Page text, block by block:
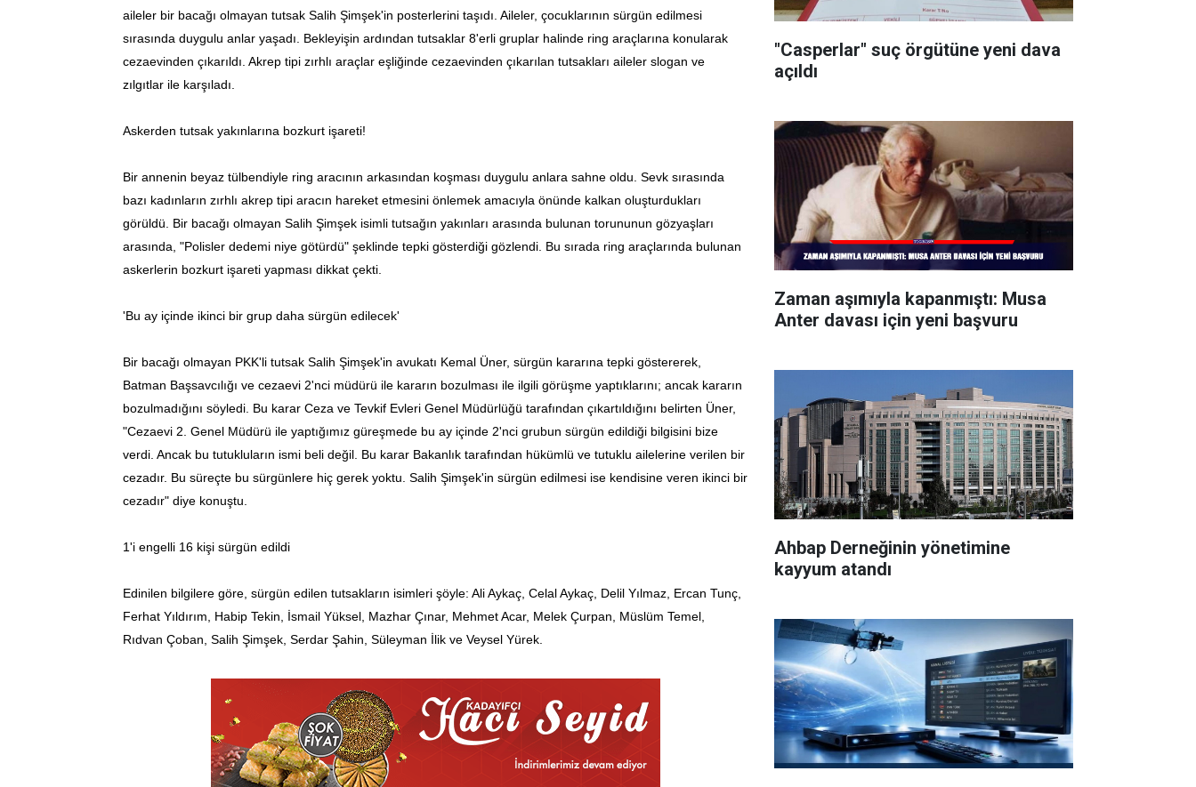
aileler bir bacağı olmayan tutsak Salih Şimşek'in posterlerini taşıdı. Aileler, çocuklarının sürgün edilmesi
sırasında duygulu anlar yaşadı. Bekleyişin ardından tutsaklar 8'erli gruplar halinde ring araçlarına konularak
cezaevinden çıkarıldı. Akrep tipi zırhlı araçlar eşliğinde cezaevinden çıkarılan tutsakları aileler slogan ve
zılgıtlar ile karşıladı.
Askerden tutsak yakınlarına bozkurt işareti!
Bir annenin beyaz tülbendiyle ring aracının arkasından koşması duygulu anlara sahne oldu. Sevk sırasında
bazı kadınların zırhlı akrep tipi aracın hareket etmesini önlemek amacıyla önünde kalkan oluşturdukları
görüldü. Bir bacağı olmayan Salih Şimşek isimli tutsağın yakınları arasında bulunan torununun gözyaşları
arasında, "Polisler dedemi niye götürdü" şeklinde tepki gösterdiği gözlendi. Bu sırada ring araçlarında bulunan
askerlerin bozkurt işareti yapması dikkat çekti.
'Bu ay içinde ikinci bir grup daha sürgün edilecek'
Bir bacağı olmayan PKK'li tutsak Salih Şimşek'in avukatı Kemal Üner, sürgün kararına tepki göstererek,
Batman Başsavcılığı ve cezaevi 2'nci müdürü ile kararın bozulması ile ilgili görüşme yaptıklarını; ancak kararın
bozulmadığını söyledi. Bu karar Ceza ve Tevkif Evleri Genel Müdürlüğü tarafından çıkartıldığını belirten Üner,
"Cezaevi 2. Genel Müdürü ile yaptığımız güreşmede bu ay içinde 2'nci grubun sürgün edildiği bilgisini bize
verdi. Ancak bu tutukluların ismi beli değil. Bu karar Bakanlık tarafından hükümlü ve tutuklu ailelerine verilen bir
cezadır. Bu süreçte bu sürgünlere hiç gerek yoktu. Salih Şimşek'in sürgün edilmesi ise kendisine veren ikinci bir
cezadır" diye konuştu.
1'i engelli 16 kişi sürgün edildi
Edinilen bilgilere göre, sürgün edilen tutsakların isimleri şöyle: Ali Aykaç, Celal Aykaç, Delil Yılmaz, Ercan Tunç,
Ferhat Yıldırım, Habip Tekin, İsmail Yüksel, Mazhar Çınar, Mehmet Acar, Melek Çurpan, Müslüm Temel,
Rıdvan Çoban, Salih Şimşek, Serdar Şahin, Süleyman İlik ve Veysel Yürek.
"Casperlar" suç örgütüne yeni dava
açıldı
Zaman aşımıyla kapanmıştı: Musa
Anter davası için yeni başvuru
Ahbap Derneğinin yönetimine
kayyum atandı